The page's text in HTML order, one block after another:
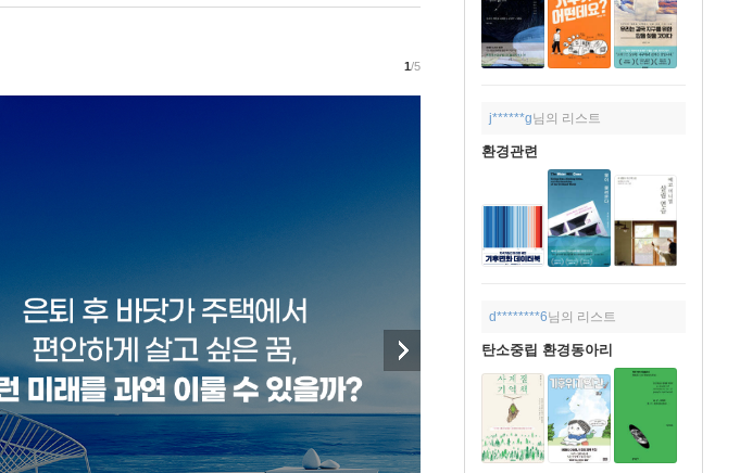
j******g님의 리스트
환경관련
d********6님의 리스트
탄소중립 환경동아리
1/5